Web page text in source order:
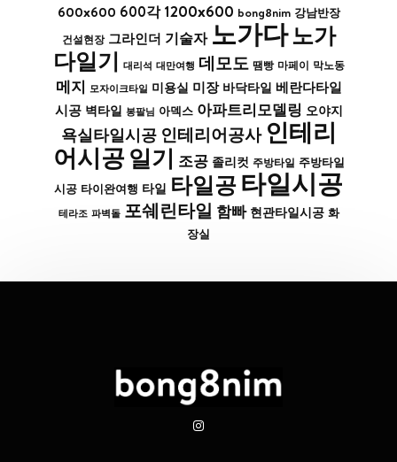
600x600 600각 1200x600 bong8nim 강남반장
건설현장 그라인더 기술자 노가다노가
다일기 대리석 대만여행 데모도 땜빵 마페이 막노동
메지 모자이크타일 미용실 미장 바닥타일 베란다타일
시공 벽타일 봉팔님 아덱스 아파트리모델링 오야지
욕실타일시공 인테리어공사 인테리
어시공 일기 조공 졸리컷 주방타일 주방타일
시공 타이완여행 타일 타일공타일시공
테라조 파벽돌 포쉐린타일 함빠 현관타일시공 화
장실